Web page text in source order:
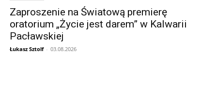
Zaproszenie na Światową premierę
oratorium „Życie jest darem” w Kalwarii
Pacławskiej
Łukasz Sztolf - 03.08.2026